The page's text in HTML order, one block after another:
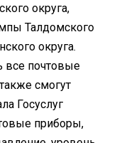
округа,
Талдомского
округа.
все почтовые
смогут
Госуслуг
приборы,